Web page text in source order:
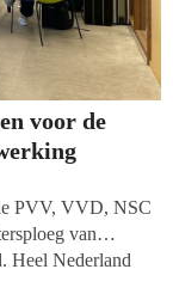
voor de
PVV, VVD, NSC
van
Heel Nederland